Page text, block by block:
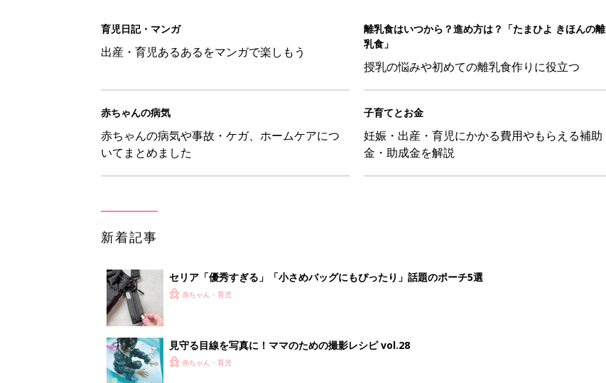
育児日記・マンガ
出産・育児あるあるをマンガで楽しもう
離乳食はいつから？進め方は？「たまひよ きほんの離
乳食」
授乳の悩みや初めての離乳食作りに役立つ
赤ちゃんの病気
赤ちゃんの病気や事故・ケガ、ホームケアにつ
いてまとめました
子育てとお金
妊娠・出産・育児にかかる費用やもらえる補助
金・助成金を解説
新着記事
セリア「優秀すぎる」「小さめバッグにもぴったり」話題のポーチ5選
赤ちゃん・育児
見守る目線を写真に！ママのための撮影レシピ vol.28
赤ちゃん・育児